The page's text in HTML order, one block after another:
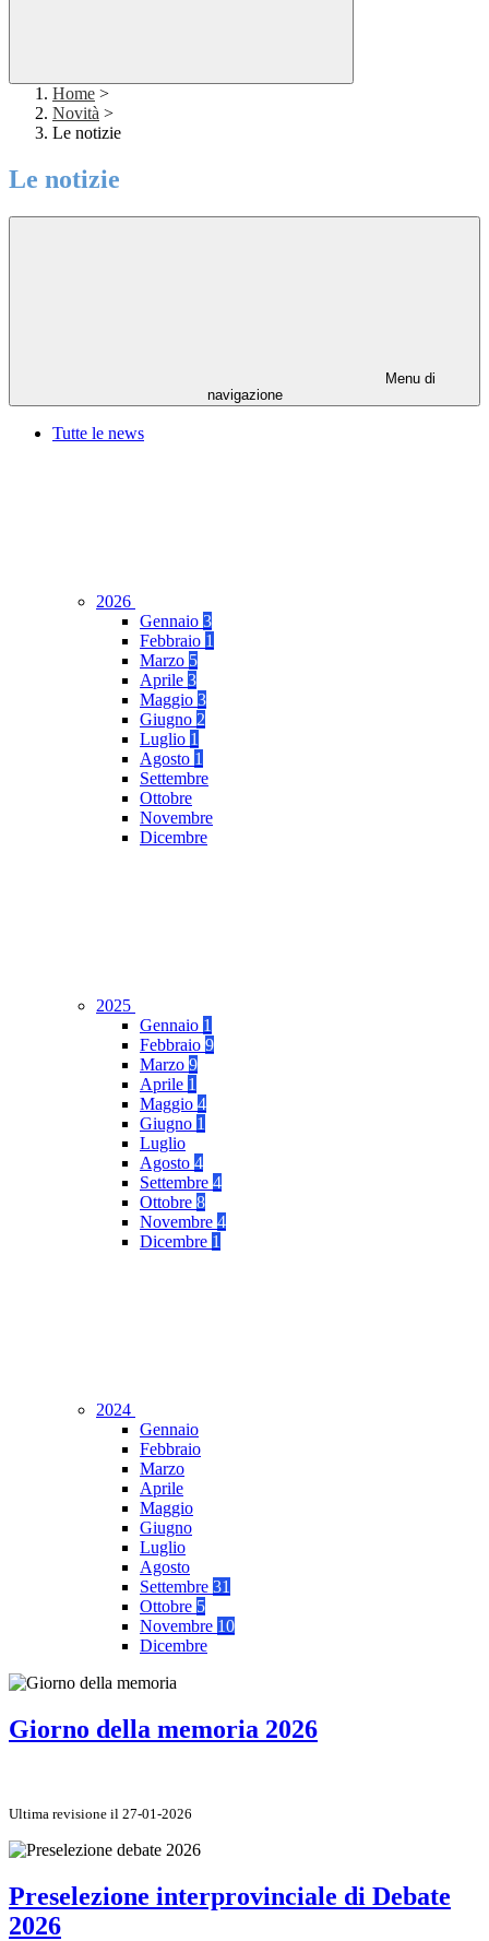
Home >
Novità >
Le notizie
Le notizie
Menu di
navigazione
Tutte le news
2026
Gennaio 3
Febbraio 1
Marzo 5
Aprile 3
Maggio 3
Giugno 2
Luglio 1
Agosto 1
Settembre
Ottobre
Novembre
Dicembre
2025
Gennaio 1
Febbraio 9
Marzo 9
Aprile 1
Maggio 4
Giugno 1
Luglio
Agosto 4
Settembre 4
Ottobre 8
Novembre 4
Dicembre 1
2024
Gennaio
Febbraio
Marzo
Aprile
Maggio
Giugno
Luglio
Agosto
Settembre 31
Ottobre 5
Novembre 10
Dicembre
Giorno della memoria 2026
Ultima revisione il 27-01-2026
Preselezione interprovinciale di Debate
2026